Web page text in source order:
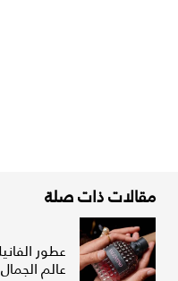
مقالات ذات صلة
عطور
عالم الجمال